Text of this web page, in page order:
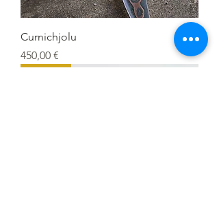
Curnichjolu
Prix
450,00 €
Nouveauté